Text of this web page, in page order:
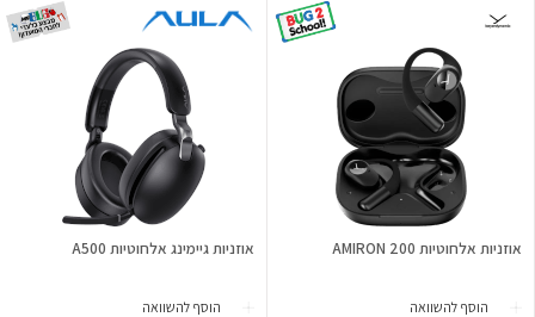
אוזניות אלחוטיות AMIRON 200
הוסף להשוואה
אוזניות גיימינג אלחוטיות A500
הוסף להשוואה